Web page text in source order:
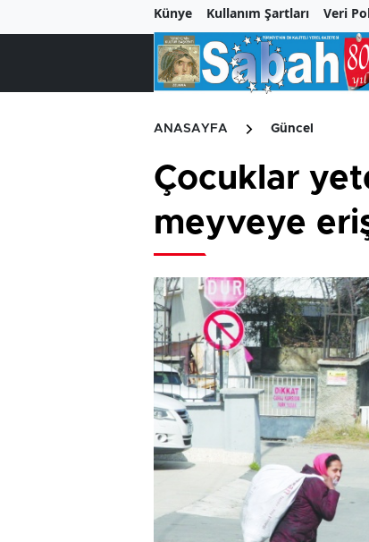
Künye Kullanım Şartları Veri
ANASAYFA Güncel
Çocuklar
meyveye